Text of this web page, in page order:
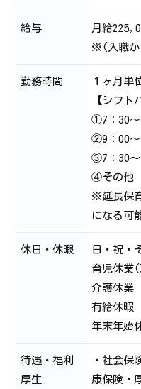
給与
月給
※(入職か
勤務時間
１ヶ月単
【シフト
①7：30～
②9：00～
③7：30～
④その他
※延長保
になる可
休日・休暇
日・祝・
育児休業
介護休業
有給休暇
年末年始
待遇・福利
厚生
・社会保
康保険・